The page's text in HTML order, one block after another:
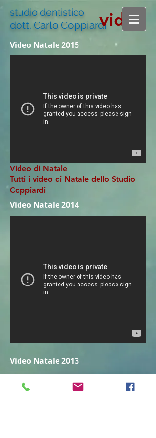
studio dentistico
dott. Carlo Coppiardivideo
Video Natale 2015
Video di Natale
Tutti i video di Natale dello Studio
Coppiardi
Video Natale 2014
Video Natale 2013